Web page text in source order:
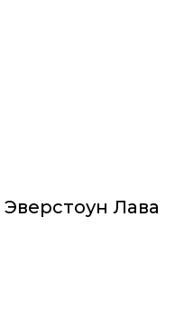
Лава